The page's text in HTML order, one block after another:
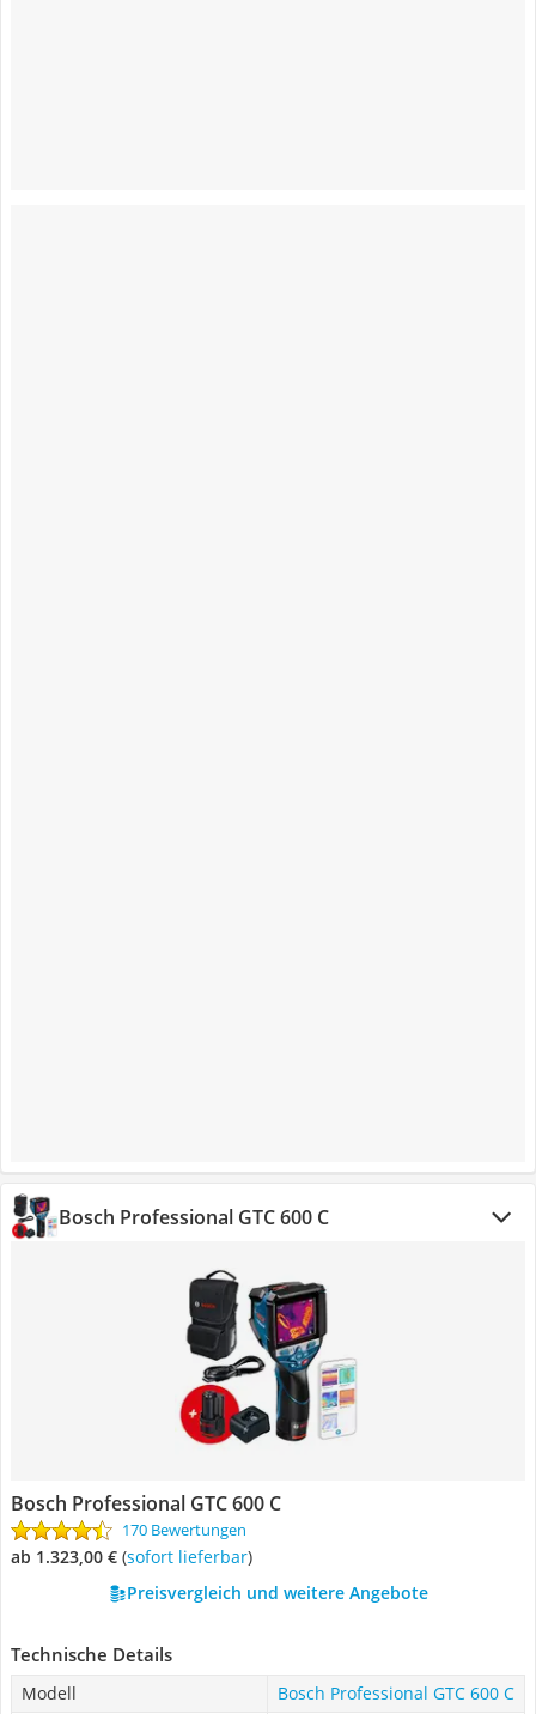
Bosch Professional GTC 600 C
Bosch Professional GTC 600 C
170 Bewertungen
ab 1.323,00 € ( Sofort lieferbar)
Preisvergleich und weitere Angebote
Technische Details
Modell Bosch Professional GTC 600 C